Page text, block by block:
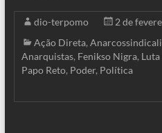
dio-terpomo
2 de
Ação Direta,
Anarquistas, Fenikso Nigra,
Papo Reto, Poder, Política